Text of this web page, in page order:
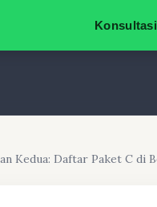
Kedua: Daftar Paket C di